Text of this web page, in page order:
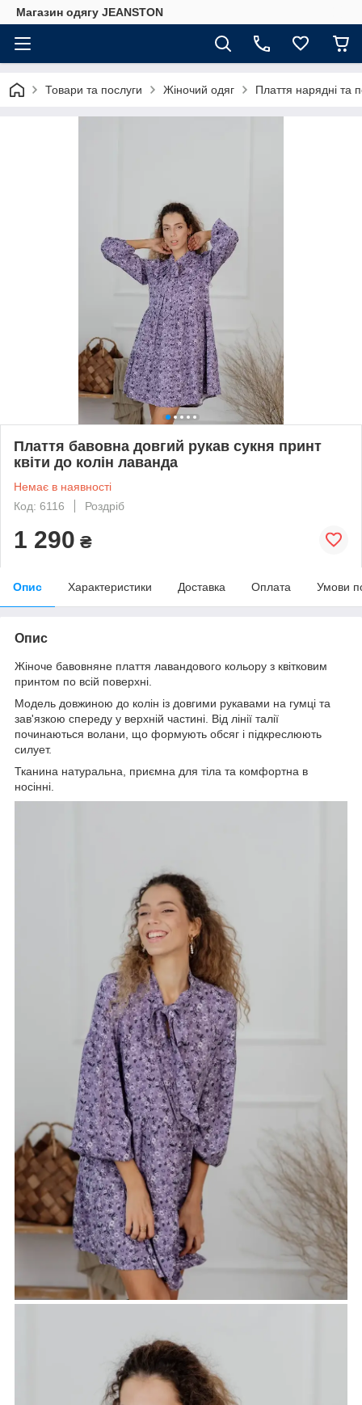
Магазин одягу JEANSTON
Товари та послуги Жіночий одяг Плаття нарядні та
Плаття бавовна довгий рукав сукня принт
квіти до колін лаванда
Немає в наявності
Код: 6116
Роздріб
1 290 ₴
Опис Характеристики Доставка Оплата Умови
Опис
Жіноче бавовняне плаття лавандового кольору з квітковим
принтом по всій поверхні.
Модель довжиною до колін із довгими рукавами на гумці та
зав'язкою спереду у верхній частині. Від лінії талії
починаються волани, що формують обсяг і підкреслюють
силует.
Тканина натуральна, приємна для тіла та комфортна в
носінні.